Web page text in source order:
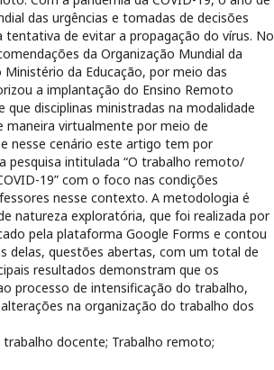
das urgências e tomadas de decisões
de evitar a propagação do vírus. No
da Organização Mundial da
da Educação, por meio das
a implantação do Ensino Remoto
que disciplinas ministradas na modalidade
maneira virtualmente por meio de
nesse cenário este artigo tem por
pesquisa intitulada “O trabalho remoto/
19” com o foco nas condições
nesse contexto. A metodologia é
natureza exploratória, que foi realizada por
pela plataforma Google Forms e contou
delas, questões abertas, com um total de
resultados demonstram que os
processo de intensificação do trabalho,
na organização do trabalho dos
trabalho docente; Trabalho remoto;